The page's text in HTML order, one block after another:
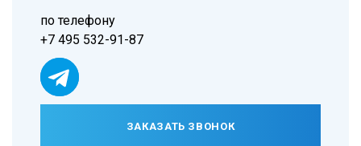
по телефону
+7 495 532-91-87
ЗАКАЗАТЬ ЗВОНОК